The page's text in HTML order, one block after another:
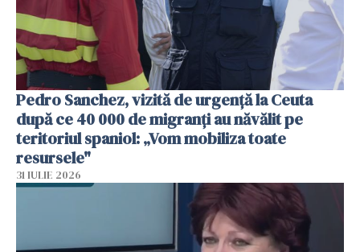
Pedro Sanchez, vizită de urgență la Ceuta
după ce 40 000 de migranți au năvălit pe
teritoriul spaniol: „Vom mobiliza toate
resursele"
31 IULIE 2026